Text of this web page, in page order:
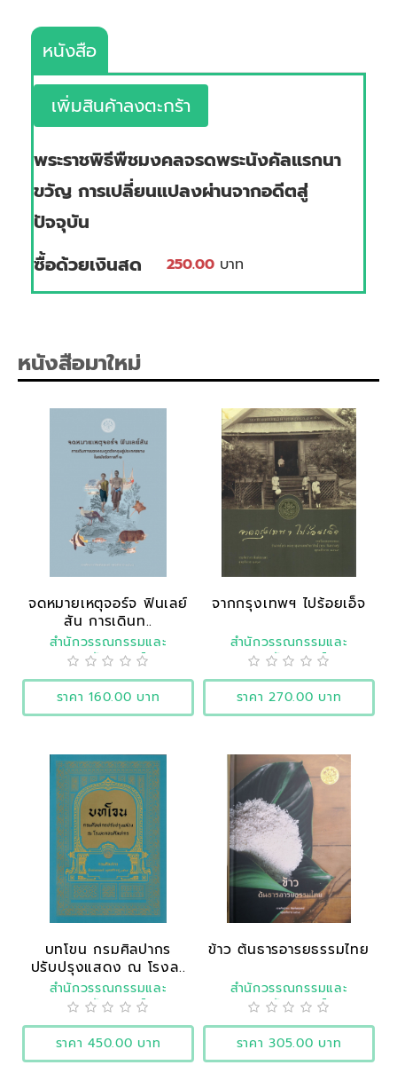
หนังสือ
เพิ่มสินค้าลงตะกร้า
พระราชพิธีพืชมงคลจรดพระนังคัลแรกนา
ขวัญ การเปลี่ยนแปลงผ่านจากอดีตสู่
ปัจจุบัน
ซื้อด้วยเงินสด
250.00 บาท
หนังสือมาใหม่
จดหมายเหตุจอร์จ ฟินเลย์
สัน การเดินท..
สำนักวรรณกรรมและ
ประวัติศาสตร์
ราคา 160.00 บาท
จากกรุงเทพฯ ไปร้อยเอ็จ
สำนักวรรณกรรมและ
ประวัติศาสตร์
ราคา 270.00 บาท
บทโขน กรมศิลปากร
ปรับปรุงแสดง ณ โรงล..
สำนักวรรณกรรมและ
ประวัติศาสตร์
ราคา 450.00 บาท
ข้าว ต้นธารอารยธรรมไทย
สำนักวรรณกรรมและ
ประวัติศาสตร์
ราคา 305.00 บาท